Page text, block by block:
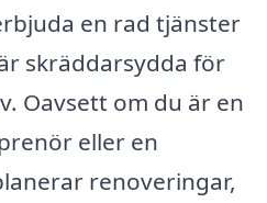
en rad tjänster
skräddarsydda för
Oavsett om du är en
eller en
renoveringar,